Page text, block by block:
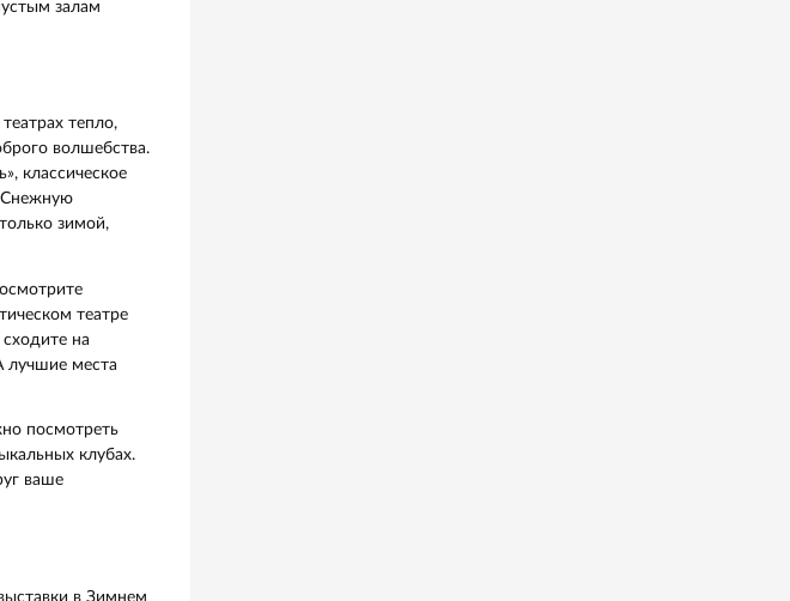
чтобы приобщаться к
Петербурга на Неве бьет
по полупустым залам
площадок. В театрах тепло,
духом доброго волшебства.
летнюю ночь», классическое
Гамильтон», «Снежную
увидеть только зимой,
драматическом театре
площадки, сходите на